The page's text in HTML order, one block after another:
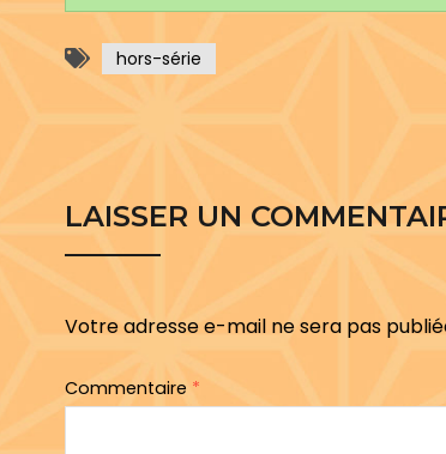
hors-série
LAISSER UN
Votre adresse e-mail ne sera pas
Commentaire *